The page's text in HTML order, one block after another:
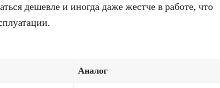
дешевле и иногда даже жестче в работе, что
Аналог